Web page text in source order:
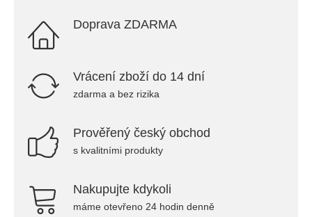
Doprava ZDARMA
Vrácení zboží do 14 dní
zdarma a bez rizika
Prověřený český obchod
s kvalitními produkty
Nakupujte kdykoli
máme otevřeno 24 hodin denně